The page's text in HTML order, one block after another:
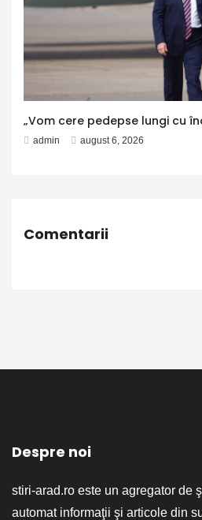
admin august 6, 2026
Comentarii
Despre noi
stiri-arad.ro este un agregator de
automat informaţii şi articole din